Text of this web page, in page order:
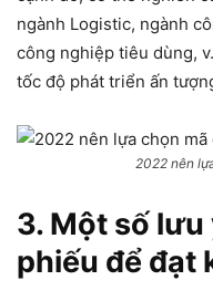
ngành Logistic, ngành
công nghiệp tiêu dùng,
tốc độ phát triển ấn
2022 nên
3. Một số
phiếu để đạt